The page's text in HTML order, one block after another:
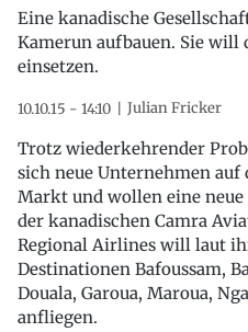
Eine kanadische
Kamerun aufbauen. Sie will
einsetzen.
10.10.15 - 14:10 Julian Fricker
Trotz wiederkehrender
sich neue Unternehmen auf
Markt und wollen eine
der kanadischen Camra
Regional Airlines will laut
Destinationen Bafoussam,
Douala, Garoua, Maroua,
anfliegen.